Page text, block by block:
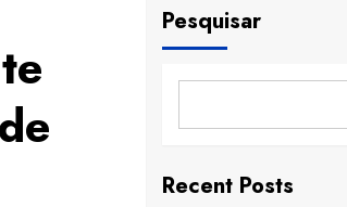
Pesquisar
Recent Posts